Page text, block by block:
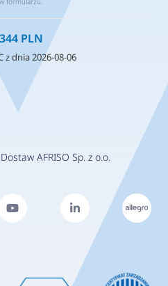
AFRISO Sp. z o.o.
PLN
z dnia 2026-08-06